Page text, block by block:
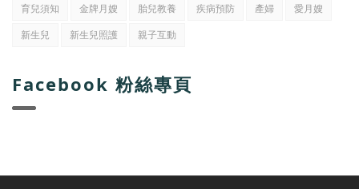
育兒須知
金牌月嫂 胎兒教養 疾病預防 產婦
愛月嫂
新生兒
新生兒照護 親子互動
Facebook 粉絲專頁